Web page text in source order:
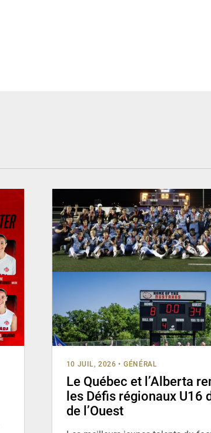
10 JUIL, 2026 • GÉNÉRAL
Le Québec et l’Alberta
les Défis régionaux U16
de l’Ouest